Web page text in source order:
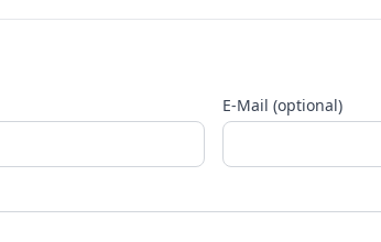
E-Mail (optional)